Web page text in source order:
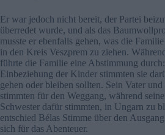
Er war jedoch nicht bereit, der Partei
überredet wurde, und als das
musste er ebenfalls gehen, was die
in den Kreis Veszprem zu ziehen.
führte die Familie eine Abstimmung
Einbeziehung der Kinder stimmten sie
gehen oder bleiben sollten. Sein Vater
stimmten für den Weggang, während
Schwester dafür stimmten, in Ungarn zu
entschied Bélas Stimme über den
sich für das Abenteuer.